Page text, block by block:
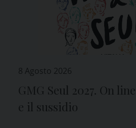
8 Agosto 2026
GMG Seul 2027. On
e il sussidio